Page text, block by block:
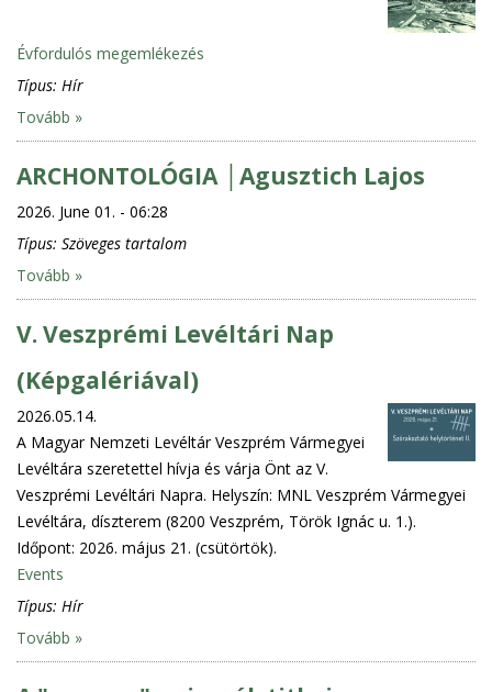
Évfordulós megemlékezés
Típus: Hír
Tovább »
ARCHONTOLÓGIA │Agusztich Lajos
2026. June 01. - 06:28
Típus: Szöveges tartalom
Tovább »
V. Veszprémi Levéltári Nap
(Képgalériával)
2026.05.14.
A Magyar Nemzeti Levéltár Veszprém Vármegyei
Levéltára szeretettel hívja és várja Önt az V.
Veszprémi Levéltári Napra. Helyszín: MNL Veszprém Vármegyei
Levéltára, díszterem (8200 Veszprém, Török Ignác u. 1.).
Időpont: 2026. május 21. (csütörtök).
Events
Típus: Hír
Tovább »